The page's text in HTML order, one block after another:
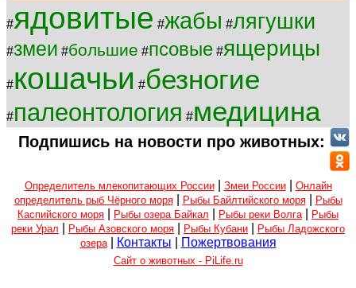
#ядовитые #жабы #лягушки
#змеи #большие #псовые #ящерицы
#кошачьи #безногие
#палеонтология #медицина
Подпишись на новости про животных:
Определитель млекопитающих России| Змеи России| Онлайн
определитель рыб Чёрного моря| Рыбы Байлтийского моря|
Рыбы
Каспийского моря
Рыбы озера Байкал Рыбы реки Волга
Рыбы
реки Урал
Рыбы Азовского моря Рыбы Кубани
Рыбы Ладожского
озера| Контакты Пожертвования
Сайт о животных - PiLife.ru